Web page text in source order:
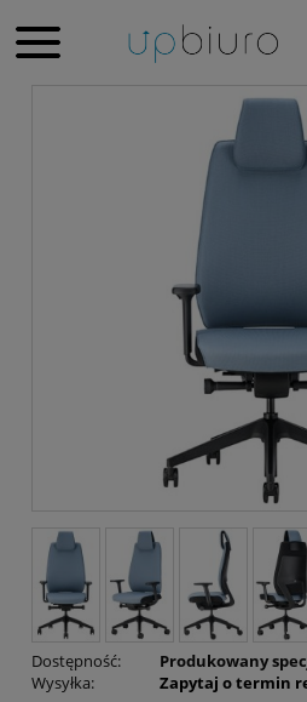
Dostępność:
Produkowany
Wysyłka:
Zapytaj o termin